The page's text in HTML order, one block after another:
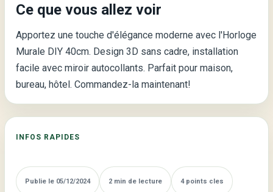
Murale
Moderne
40cm
–
Effet
3D
Ce que vous allez voir
Apportez une touche d'élégance moderne avec l'Horloge
Murale DIY 40cm. Design 3D sans cadre, installation
facile avec miroir autocollants. Parfait pour maison,
bureau, hôtel. Commandez-la maintenant!
INFOS RAPIDES
Publie le 05/12/2024 2 min de lecture 4 points cles